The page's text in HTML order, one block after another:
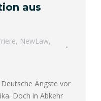
aus
, NewLaw,
Ängste vor
Doch in Abkehr